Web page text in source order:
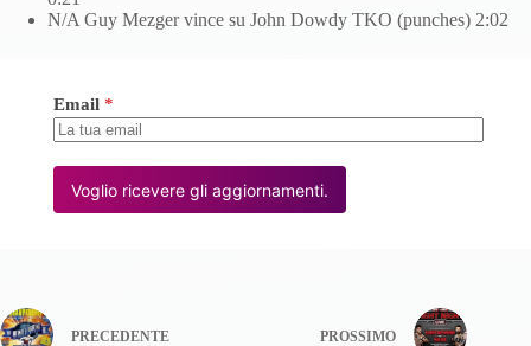
N/A Guy Mezger vince su John Dowdy TKO (punches) 2:02
Email *
Voglio ricevere gli aggiornamenti.
PRECEDENTE PROSSIMO